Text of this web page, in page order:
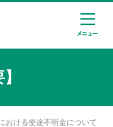
おける使途不明金について